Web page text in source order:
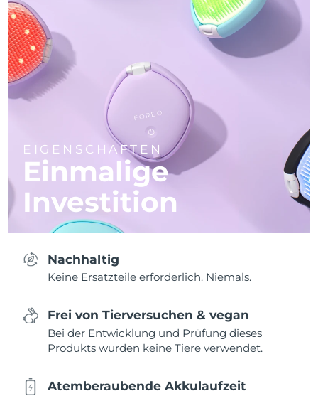
EIGENSCHAFTEN
Einmalige
Investition
Nachhaltig
Keine Ersatzteile erforderlich. Niemals.
Frei von Tierversuchen & vegan
Bei der Entwicklung und Prüfung dieses
Produkts wurden keine Tiere verwendet.
Atemberaubende Akkulaufzeit